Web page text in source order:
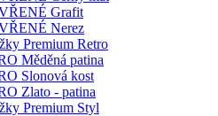
Grafit
Nerez
Premium Retro
Měděná patina
Slonová kost
Zlato - patina
Premium Styl